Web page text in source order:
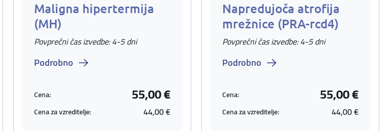
Maligna hipertermija
(MH)
Povprečni čas izvedbe: 4-5 dni
Podrobno
Cena: 55,00 €
Cena za vzreditelje: 44,00 €
Napredujoča atrofija
mrežnice (PRA-rcd4)
Povprečni čas izvedbe: 4-5 dni
Podrobno
Cena: 55,00 €
Cena za vzreditelje: 44,00 €